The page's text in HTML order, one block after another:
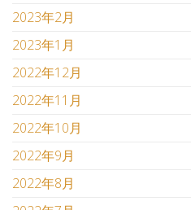
2023年2月
2023年1月
2022年12月
2022年11月
2022年10月
2022年9月
2022年8月